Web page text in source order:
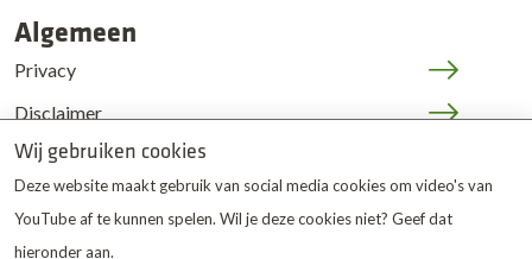
Algemeen
Privacy
Disclaimer
Cookies
JOP | medewerkers
Wij gebruiken cookies
Deze website maakt gebruik van social media cookies om video's van
YouTube af te kunnen spelen. Wil je deze cookies niet? Geef dat
hieronder aan.